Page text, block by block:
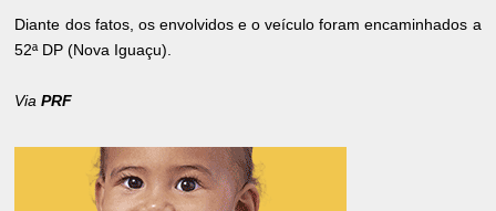
Diante dos fatos, os envolvidos e o veículo foram encaminhados a
52ª DP (Nova Iguaçu).
ViaPRF